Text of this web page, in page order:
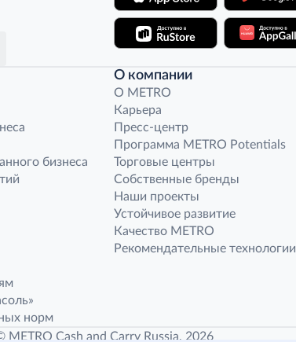
бизнеса
норм
О компании
O METRO
Карьера
Пресс-центр
Программа METRO Potentials
Торговые центры
Собственные бренды
Наши проекты
Устойчивое развитие
Качество METRO
Рекомендательные технологии
METRO Cash and Carry Russia, 2026